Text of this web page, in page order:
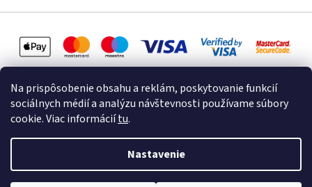
Na prispôsobenie obsahu a reklám, poskytovanie funkcií
sociálnych médií a analýzu návštevnosti používame súbory
cookie. Viac informáciítu.
Nastavenie